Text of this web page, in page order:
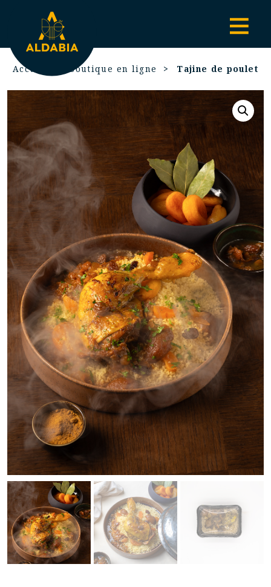
Accueil Boutique en ligne Tajine de poulet